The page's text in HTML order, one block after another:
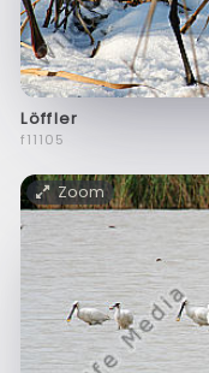
Löffler
f11105
Zoom